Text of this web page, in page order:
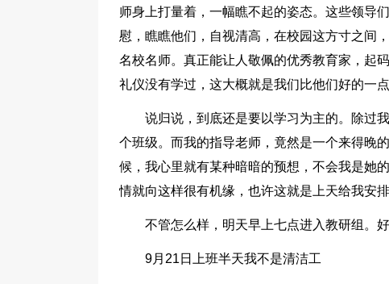
师身上打量着，一幅瞧不起的姿态。这些领导
慰，瞧瞧他们，自视清高，在校园这方寸之间
名校名师。真正能让人敬佩的优秀教育家，起
礼仪没有学过，这大概就是我们比他们好的一点
说归说，到底还是要以学习为主的。除过
个班级。而我的指导老师，竟然是一个来得晚
候，我心里就有某种暗暗的预想，不会我是她
情就向这样很有机缘，也许这就是上天给我安排
不管怎么样，明天早上七点进入教研组。
9月21日上班半天我不是清洁工